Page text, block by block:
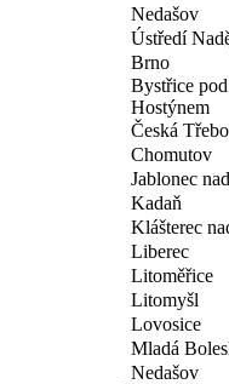
Nedašov
Ústředí
Brno
Bystřice pod
Hostýnem
Česká
Chomutov
Jablonec
Kadaň
Klášterec
Liberec
Litoměřice
Litomyšl
Lovosice
Mladá
Nedašov